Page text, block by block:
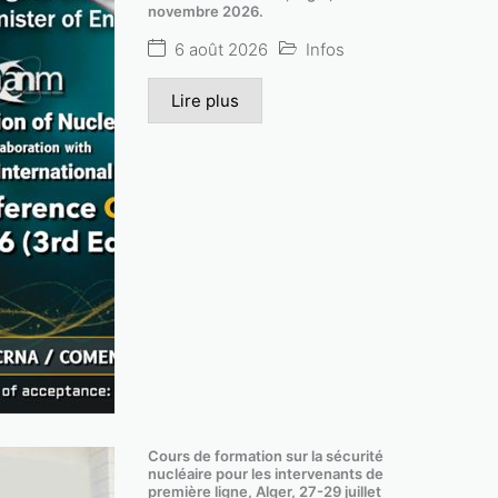
réunion du conseil d’administration du
l’énergie atomique en session ordinaire .
novembre 2026.
6 août 2026 Infos
Lire plus
Cours de formation sur la sécurité
nucléaire pour les intervenants de
première ligne, Alger, 27-29 juillet